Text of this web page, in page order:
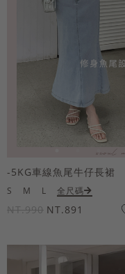
-5KG車線魚尾牛仔長裙
S M L 全尺碼
NT.990 NT.891